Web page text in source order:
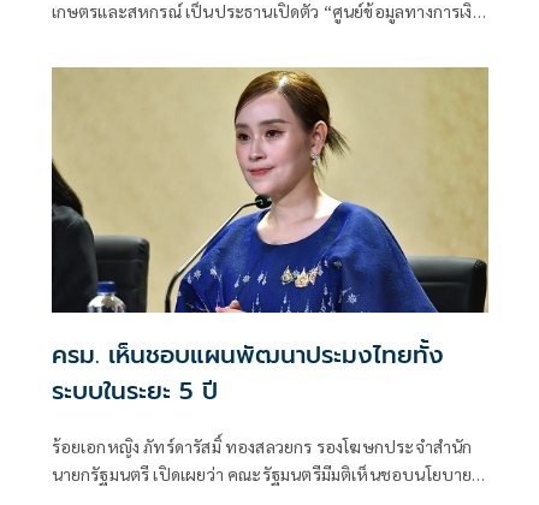
เกษตรและสหกรณ์ เป็นประธานเปิดตัว “ศูนย์ข้อมูลทางการเงิน
ระดับภาคสหกรณ์ไทยสู่ยุคดิจิทัล เชื่อมโยงข้อมูลทางการเงิน
ครม. เห็นชอบแผนพัฒนาประมงไทยทั้ง
ระบบในระยะ 5 ปี
ร้อยเอกหญิง ภัทร์ดารัสมิ์ ทองสลวยกร รองโฆษกประจำสำนัก
นายกรัฐมนตรี เปิดเผยว่า คณะรัฐมนตรีมีมติเห็นชอบนโยบาย